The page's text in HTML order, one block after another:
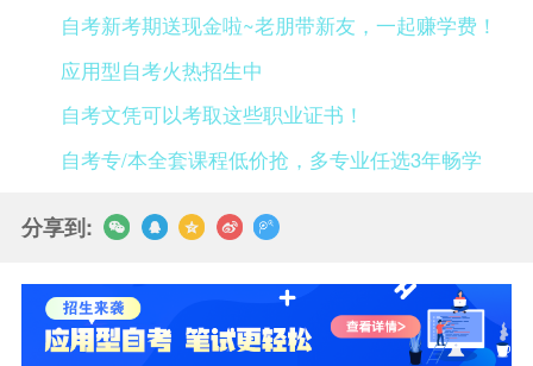
自考新考期送现金啦~老朋带新友，一起赚学费！
应用型自考火热招生中
自考文凭可以考取这些职业证书！
自考专/本全套课程低价抢，多专业任选3年畅学
分享到: